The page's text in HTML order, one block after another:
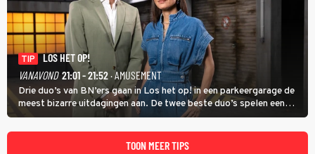
TIP
LOS HET OP!
VANAVOND 21:01 - 21:52· AMUSEMENT
Drie duo’s van BN’ers gaan in Los het op! in een parkeergarage de
meest bizarre uitdagingen aan. De twee beste duo’s spelen een
onderlinge finale. Met in deze aflevering onder anderen cabaretiers
Nabil Aoulad Ayad en Annick Boer.
TOON MEER TIPS